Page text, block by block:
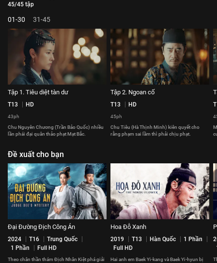
45/45 tập
01-30 31-45
Tập 1. Tiêu diệt tàn dư
T13 HD
43ph
Chu Nguyên Chương (Trần Bảo Quốc) nhiều
lần phái đại quân thảo phạt Mạt Bắc.
Tập 2. Ngoan cố
T13 HD
45ph
Chu Tiêu (Hà Thịnh Minh) kiên quyết cho
rằng phạm sai lầm thì phải chịu phạt.
Đề xuất cho bạn
Đại Đường Địch Công Án
2024 T16
Trung Quốc
1 Phần
Full HD
Theo chân thần thám Địch Nhân Kiệt phá giải
Hoa Đỗ Xanh
2019 T13 Hàn Quốc
1 Phần
Full HD
Hai anh em Baek Yi-kang và Baek Yi-hyun bị